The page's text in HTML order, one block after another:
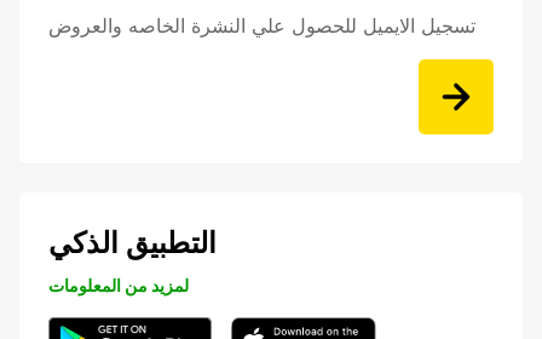
تسجيل الايميل للحصول علي النشرة الخاصه والعروض
التطبيق الذكي
لمزيد من المعلومات